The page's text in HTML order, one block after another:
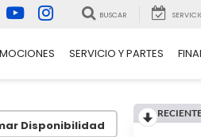
BUSCAR
SERVICIO Y PARTES
Disponibilidad